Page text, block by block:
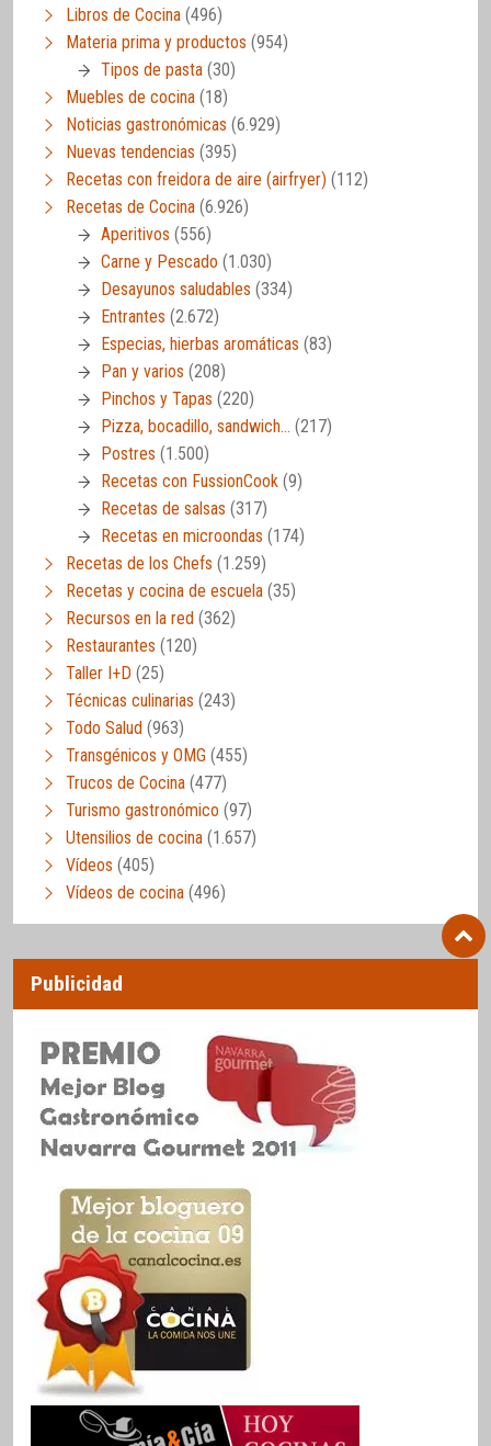
Libros de Cocina (496)
Materia prima y productos (954)
Tipos de pasta (30)
Muebles de cocina (18)
Noticias gastronómicas (6.929)
Nuevas tendencias (395)
Recetas con freidora de aire (airfryer) (112)
Recetas de Cocina (6.926)
Aperitivos (556)
Carne y Pescado (1.030)
Desayunos saludables (334)
Entrantes (2.672)
Especias, hierbas aromáticas (83)
Pan y varios (208)
Pinchos y Tapas (220)
Pizza, bocadillo, sandwich… (217)
Postres (1.500)
Recetas con FussionCook (9)
Recetas de salsas (317)
Recetas en microondas (174)
Recetas de los Chefs (1.259)
Recetas y cocina de escuela (35)
Recursos en la red (362)
Restaurantes (120)
Taller I+D (25)
Técnicas culinarias (243)
Todo Salud (963)
Transgénicos y OMG (455)
Trucos de Cocina (477)
Turismo gastronómico (97)
Utensilios de cocina (1.657)
Vídeos (405)
Vídeos de cocina (496)
Publicidad